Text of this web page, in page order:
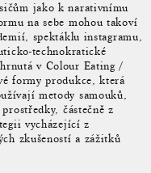
jako k narativnímu
na sebe mohou takoví
spektáklu instagramu,
technokratické
v Colour Eating /
formy produkce, která
metody samouků,
částečně z
vycházející z
zkušeností a zážitků